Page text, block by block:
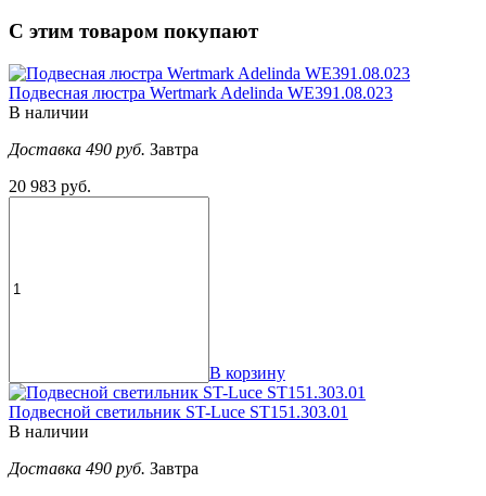
С этим товаром покупают
Подвесная люстра Wertmark Adelinda WE391.08.023
В наличии
Доставка 490 руб. Завтра
20 983 руб.
В корзину
Подвесной светильник ST-Luce ST151.303.01
В наличии
Доставка 490 руб. Завтра